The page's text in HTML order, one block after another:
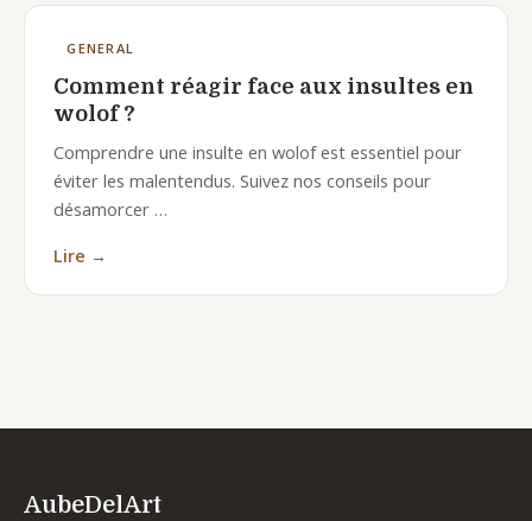
GENERAL
Comment réagir face aux insultes en
wolof ?
Comprendre une insulte en wolof est essentiel pour
éviter les malentendus. Suivez nos conseils pour
désamorcer …
Lire →
AubeDelArt